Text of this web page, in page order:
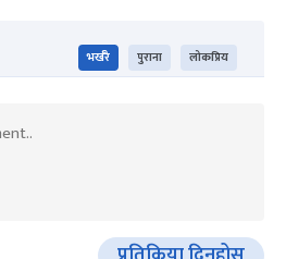
भर्खरै पुराना लोकप्रिय